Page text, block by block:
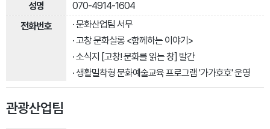
070-4914-1604
· 문화산업팀 서무
· 고창 문화살롱 <함께하는 이야기>
· 소식지 [고창! 문화를 읽는 창] 발간
· 생활밀착형 문화예술교육 프로그램 '가가호호' 운영
관광산업팀